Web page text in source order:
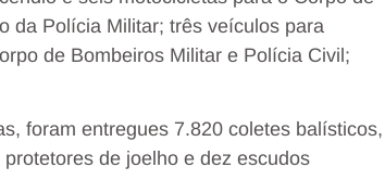
da Polícia Militar; três veículos para
de Bombeiros Militar e Polícia Civil;
foram entregues 7.820 coletes balísticos,
de joelho e dez escudos